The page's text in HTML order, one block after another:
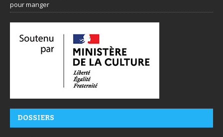
pour manger
DOSSIERS